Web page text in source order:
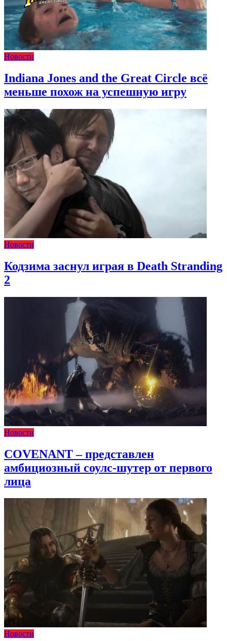
Новости
Indiana Jones and the Great Circle всё
меньше похож на успешную игру
Новости
Кодзима заснул играя в Death Stranding
2
Новости
COVENANT – представлен
амбициозный соулс-шутер от первого
лица
Новости